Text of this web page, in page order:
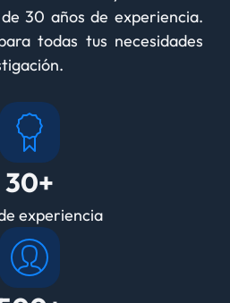
30 años de experiencia.
todas tus necesidades
30+
experiencia